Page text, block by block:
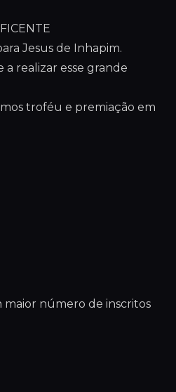
Jesus de Inhapim.
a realizar esse grande
troféu e premiação em
maior número de inscritos